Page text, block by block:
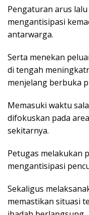
Pengaturan arus
mengantisipasi
antarwarga.
Serta menekan
di tengah
menjelang berbuka
Memasuki waktu
difokuskan pada
sekitarnya.
Petugas melakukan
mengantisipasi
Sekaligus
memastikan situasi